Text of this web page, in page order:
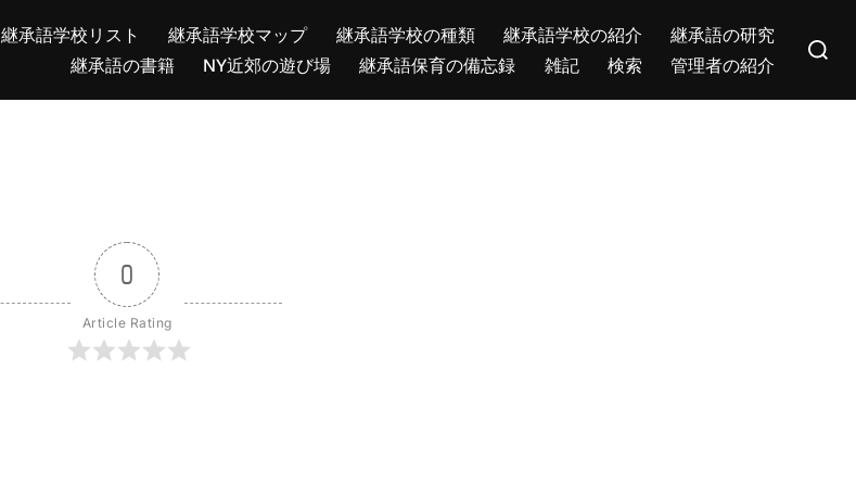
継承語学校リスト 継承語学校マップ 継承語学校の種類 継承語学校の紹介
継承語の研究
継承語の書籍
NY近郊の遊び場 継承語保育の備忘録 雑記 検索 管理者の紹介
for:
0
Article Rating